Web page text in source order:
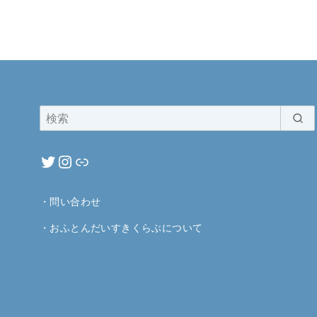
・ 問い合わせ
・ おふとんだいすきくらぶについて